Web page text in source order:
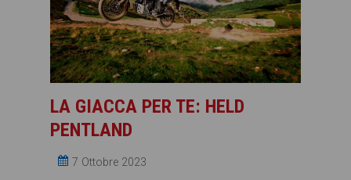
LA GIACCA PER TE: HELD
PENTLAND
7 Ottobre 2023